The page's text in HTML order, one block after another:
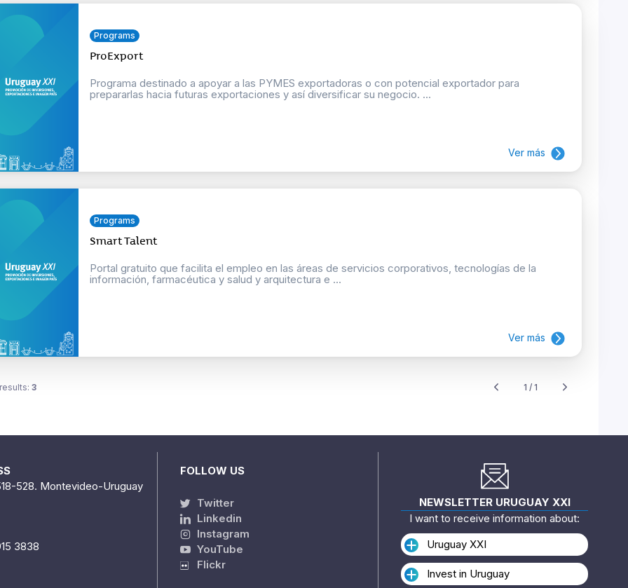
Programs
ProExport
Programa destinado a apoyar a las PYMES exportadoras o con potencial exportador para
prepararlas hacia futuras exportaciones y así diversificar su negocio. ...
Ver más
Programs
Smart Talent
Portal gratuito que facilita el empleo en las áreas de servicios corporativos, tecnologías de la
información, farmacéutica y salud y arquitectura e ...
Ver más
3 1 / 1
528. Montevideo-Uruguay
3838
FOLLOW US
Twitter
Linkedin
Instagram
YouTube
Flickr
NEWSLETTER URUGUAY XXI
I want to receive information about:
Uruguay XXI
Invest in Uruguay